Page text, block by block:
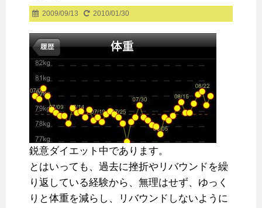
2009/09/13 2010/01/30
鋭意ダイエット中であります。
とはいっても、過去に挫折やリバウンドを繰
り返している経験から、無理はせず、ゆっく
りと体重を減らし、リバウンドしないように